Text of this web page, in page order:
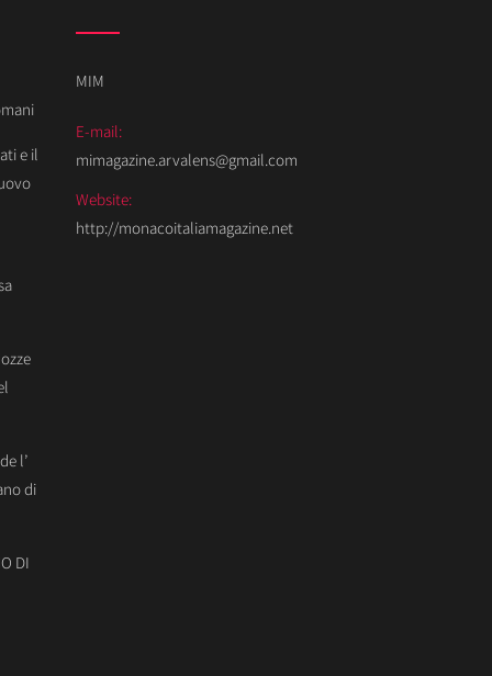
e il
l’
di
DI
MIM
E-mail:
mimagazine.arvalens@gmail.com
Website:
http://monacoitaliamagazine.net